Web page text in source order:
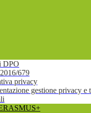
DPO
679
privacy
gestione privacy e